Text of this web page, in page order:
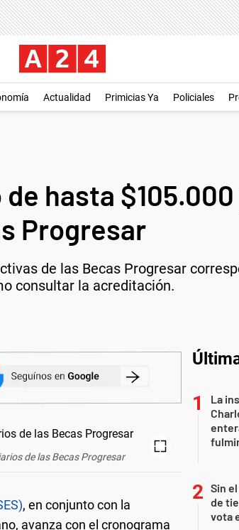
Actualidad Primicias Ya Policiales
hasta
Progresar
de las Becas Progresar
consultar la acreditación.
de las Becas Progresar
, en conjunto con la
avanza con el cronograma
La
Sin
de
vota